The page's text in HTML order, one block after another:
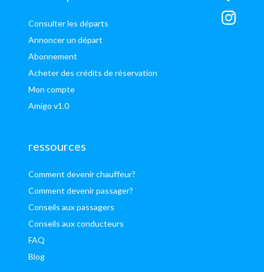
Consulter les départs
Annoncer un départ
Abonnement
Acheter des crédits de réservation
Mon compte
Amigo v1.0
ressources
Comment devenir chauffeur?
Comment devenir passager?
Conseils aux passagers
Conseils aux conducteurs
FAQ
Blog